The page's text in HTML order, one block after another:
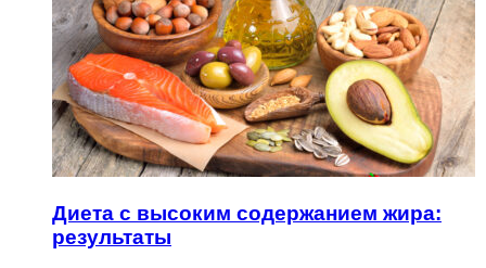
Диета с высоким содержанием жира:
результаты